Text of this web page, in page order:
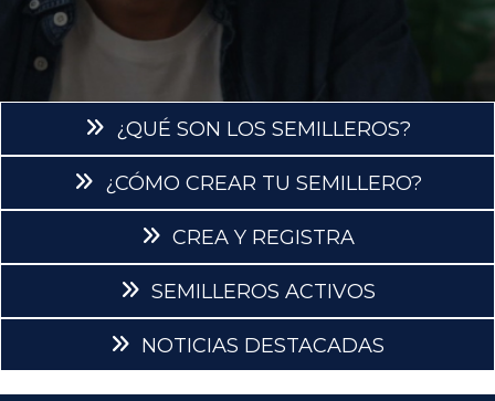
¿QUÉ SON LOS SEMILLEROS?
¿CÓMO CREAR TU SEMILLERO?
CREA Y REGISTRA
SEMILLEROS ACTIVOS
NOTICIAS DESTACADAS